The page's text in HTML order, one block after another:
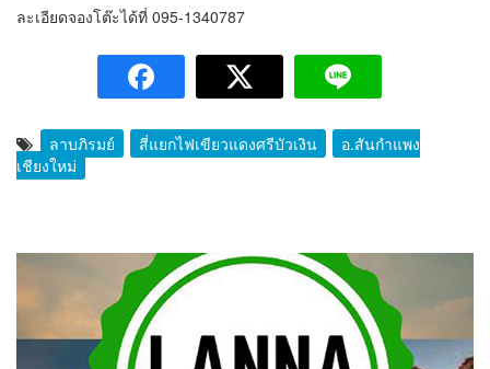
ละเอียดจองโต๊ะได้ที่ 095-1340787
ลาบภิรมย์ สี่แยกไฟเขียวแดงศรีบัวเงิน
อ.สันกำแพง
เชียงใหม่